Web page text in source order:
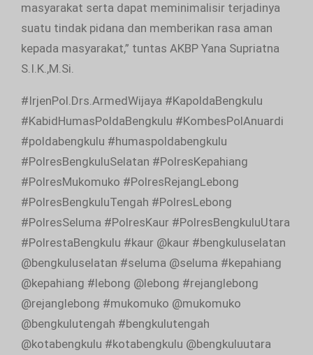
masyarakat serta dapat meminimalisir terjadinya
suatu tindak pidana dan memberikan rasa aman
kepada masyarakat,” tuntas AKBP Yana Supriatna
S.I.K.,M.Si.
#IrjenPol.Drs.ArmedWijaya #KapoldaBengkulu
#KabidHumasPoldaBengkulu #KombesPolAnuardi
#poldabengkulu #humaspoldabengkulu
#PolresBengkuluSelatan #PolresKepahiang
#PolresMukomuko #PolresRejangLebong
#PolresBengkuluTengah #PolresLebong
#PolresSeluma #PolresKaur #PolresBengkuluUtara
#PolrestaBengkulu #kaur @kaur #bengkuluselatan
@bengkuluselatan #seluma @seluma #kepahiang
@kepahiang #lebong @lebong #rejanglebong
@rejanglebong #mukomuko @mukomuko
@bengkulutengah #bengkulutengah
@kotabengkulu #kotabengkulu @bengkuluutara